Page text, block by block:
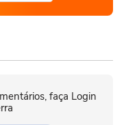
faça Login